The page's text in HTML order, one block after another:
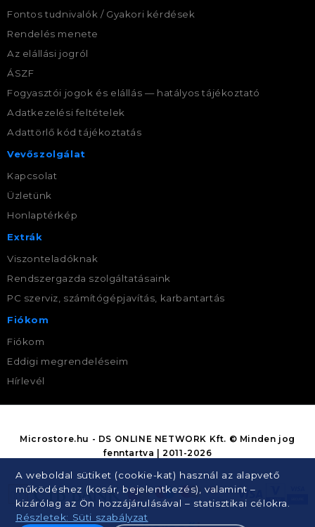
Fontos tudnivalók / Gyakori kérdések
Rendelés menete
Az elállási jogról
ÁSZF
Fogyasztói jogok és elállás — hatályos tájékoztató
Adatkezelési feltételek
Adattörlő kód tájékoztatás
Vevőszolgálat
Kapcsolat
Üzletünk
Honlaptérkép
Extrák
Viszonteladóknak
Rendszergazda szolgáltatásaink
PC szerviz, számítógépjavítás, karbantartás
Fiókom
Fiókom
Eddigi megrendeléseim
Hírlevél
A weboldal sütiket (cookie-kat) használ az alapvető
működéshez (kosár, bejelentkezés), valamint –
kizárólag az Ön hozzájárulásával – statisztikai célokra.
Részletek: Süti szabályzat
Microstore.hu - DS ONLINE NETWORK Kft. © Minden jog
fenntartva | 2011-2026